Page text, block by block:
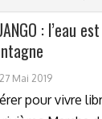
: l’eau
27 Mai 2019
pour vivre